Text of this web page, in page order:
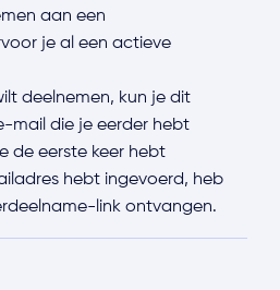
aan een
je al een actieve
deelnemen, kun je dit
mail die je eerder hebt
de eerste keer hebt
hebt ingevoerd, heb
link ontvangen.